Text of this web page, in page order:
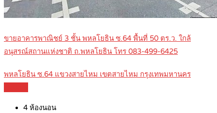
ขายอาคารพาณิชย์ 3 ชั้น พหลโยธิน ซ.64 พื้นที่ 50 ตร.ว. ใกล้
อนุสรณ์สถานแห่งชาติ ถ.พหลโยธิน โทร 083-499-6425
พหลโยธิน ซ.64 แขวงสายไหม เขตสายไหม กรุงเทพมหานคร
4 ห้องนอน